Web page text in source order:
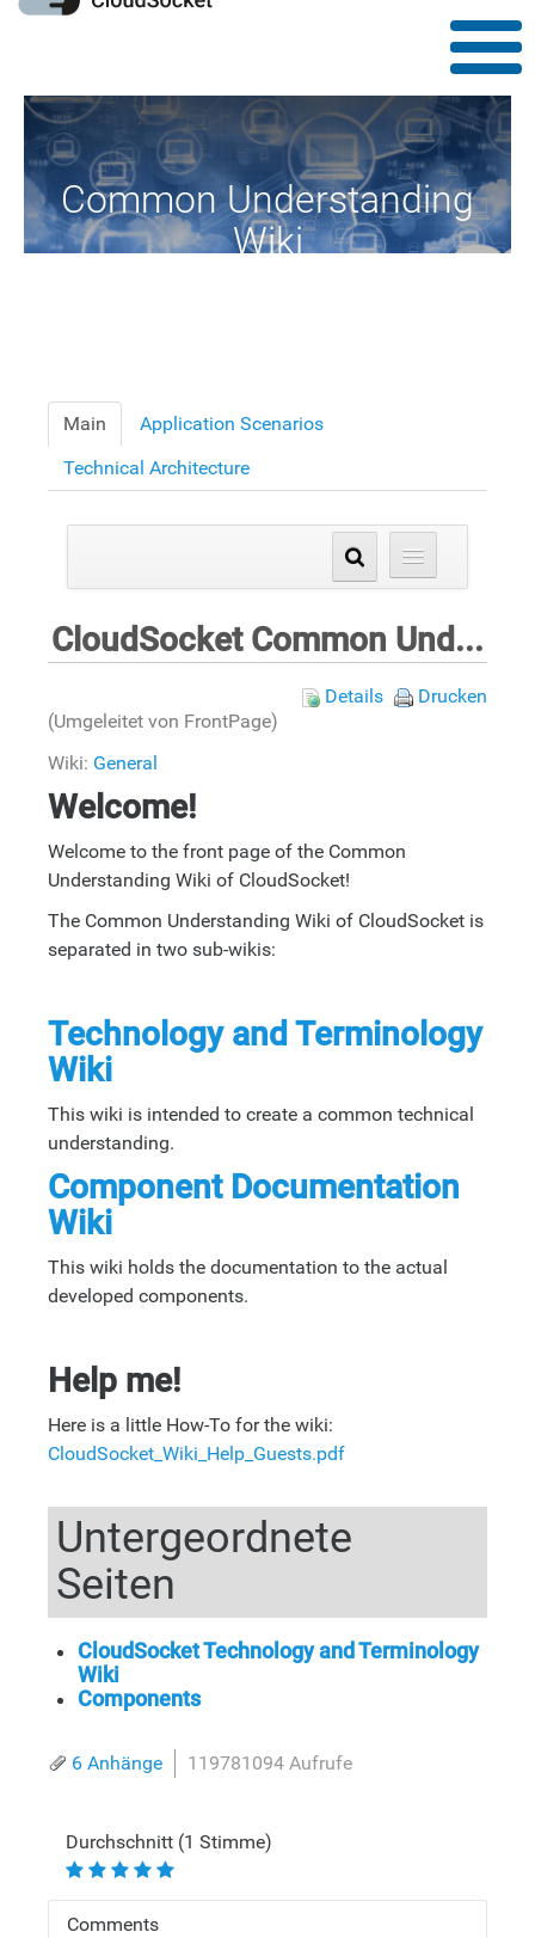
Common Understanding
Wiki
Main
Application Scenarios
Technical Architecture
CloudSocket Common Understanding Wiki
Details
Drucken
(Umgeleitet von FrontPage)
Wiki: General
Welcome!
Welcome to the front page of the Common
Understanding Wiki of CloudSocket!
The Common Understanding Wiki of CloudSocket is
separated in two sub-wikis:
Technology and Terminology
Wiki
This wiki is intended to create a common technical
understanding.
Component Documentation
Wiki
This wiki holds the documentation to the actual
developed components.
Help me!
Here is a little How-To for the wiki:
CloudSocket_Wiki_Help_Guests.pdf
Untergeordnete
Seiten
CloudSocket Technology and Terminology
Wiki
Components
6 Anhänge 119781094 Aufrufe
Durchschnitt (1 Stimme)
Comments